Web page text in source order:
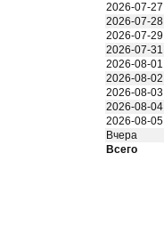
2026-07-27
2026-07-28
2026-07-29
2026-07-31
2026-08-01
2026-08-02
2026-08-03
2026-08-04
2026-08-05
Вчера
Всего